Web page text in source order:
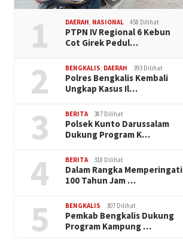
1 DAERAH, NASIONAL 458 Dilihat
PTPN IV Regional 6 Kebun
Cot Girek Pedul…
2 BENGKALIS, DAERAH 393 Dilihat
Polres Bengkalis Kembali
Ungkap Kasus Il…
3 BERITA 387 Dilihat
Polsek Kunto Darussalam
Dukung Program K…
4 BERITA 318 Dilihat
Dalam Rangka Memperingati
100 Tahun Jam …
5 BENGKALIS 307 Dilihat
Pemkab Bengkalis Dukung
Program Kampung …